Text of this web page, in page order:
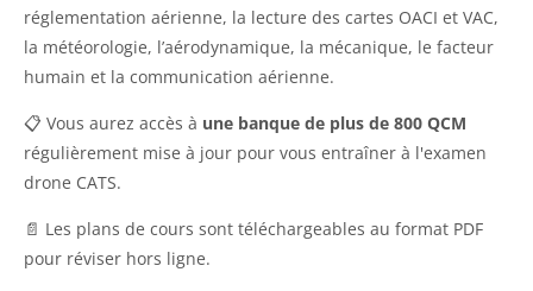
réglementation aérienne, la lecture des cartes OACI et VAC,
la météorologie, l’aérodynamique, la mécanique, le facteur
humain et la communication aérienne.
📋 Vous aurez accès à une banque de plus de 800 QCM
régulièrement mise à jour pour vous entraîner à l'examen
drone CATS.
📄 Les plans de cours sont téléchargeables au format PDF
pour réviser hors ligne.